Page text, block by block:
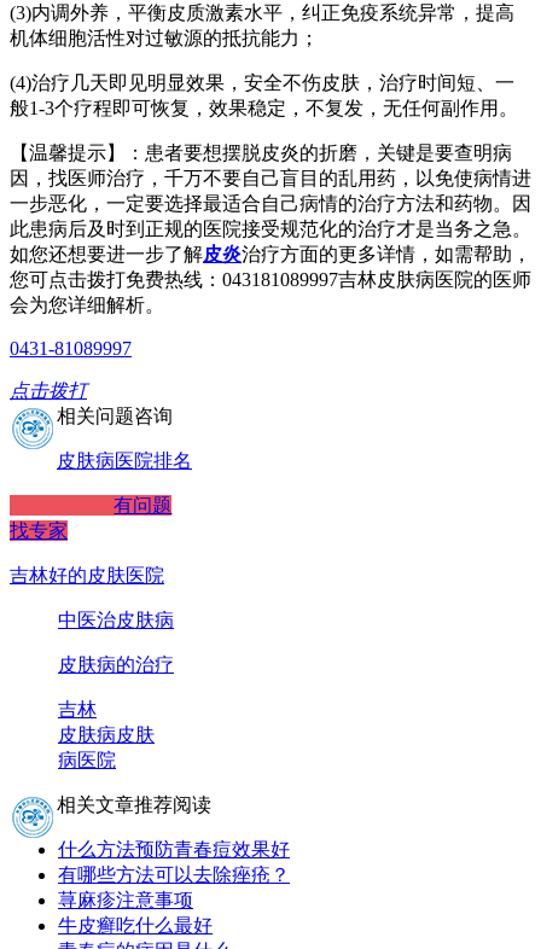
(3)内调外养，平衡皮质激素水平，纠正免疫系统异常，提高
机体细胞活性对过敏源的抵抗能力；
(4)治疗几天即见明显效果，安全不伤皮肤，治疗时间短、一
般1-3个疗程即可恢复，效果稳定，不复发，无任何副作用。
【温馨提示】：患者要想摆脱皮炎的折磨，关键是要查明病
因，找医师治疗，千万不要自己盲目的乱用药，以免使病情进
一步恶化，一定要选择最适合自己病情的治疗方法和药物。因
此患病后及时到正规的医院接受规范化的治疗才是当务之急。
如您还想要进一步了解皮炎治疗方面的更多详情，如需帮助，
您可点击拨打免费热线：043181089997吉林皮肤病医院的医师
会为您详细解析。
0431-81089997
点击拨打
相关问题咨询
皮肤病医院排名
有问题
找专家
吉林好的皮肤医院
中医治皮肤病
皮肤病的治疗
吉林
皮肤病皮肤
病医院
相关文章推荐阅读
什么方法预防青春痘效果好
有哪些方法可以去除痤疮？
荨麻疹注意事项
牛皮癣吃什么最好